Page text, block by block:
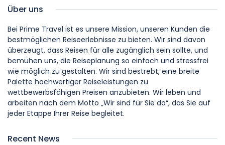
Über uns
Bei Prime Travel ist es unsere Mission, unseren Kunden die
bestmöglichen Reiseerlebnisse zu bieten. Wir sind davon
überzeugt, dass Reisen für alle zugänglich sein sollte, und
bemühen uns, die Reiseplanung so einfach und stressfrei
wie möglich zu gestalten. Wir sind bestrebt, eine breite
Palette hochwertiger Reiseleistungen zu
wettbewerbsfähigen Preisen anzubieten. Wir leben und
arbeiten nach dem Motto „Wir sind für Sie da“, das Sie auf
jeder Etappe Ihrer Reise begleitet.
Recent News